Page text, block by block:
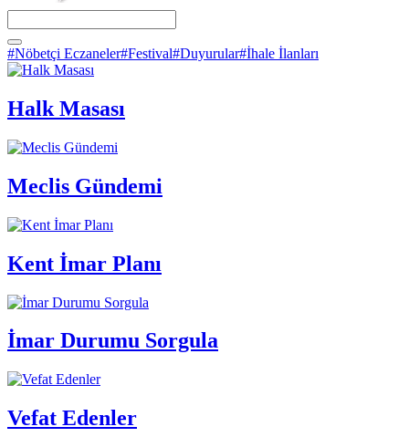
#Nöbetçi Eczaneler#Festival#Duyurular#İhale İlanları
Halk Masası
Meclis Gündemi
Kent İmar Planı
İmar Durumu Sorgula
Vefat Edenler